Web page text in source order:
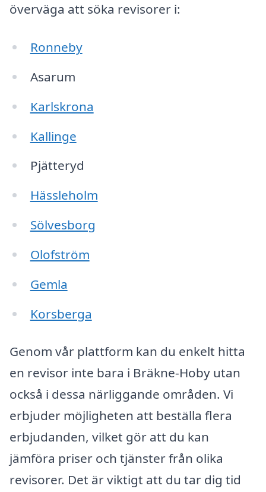
överväga att söka revisorer i:
Ronneby
Asarum
Karlskrona
Kallinge
Pjätteryd
Hässleholm
Sölvesborg
Olofström
Gemla
Korsberga
Genom vår plattform kan du enkelt hitta
en revisor inte bara i Bräkne-Hoby utan
också i dessa närliggande områden. Vi
erbjuder möjligheten att beställa flera
erbjudanden, vilket gör att du kan
jämföra priser och tjänster från olika
revisorer. Det är viktigt att du tar dig tid